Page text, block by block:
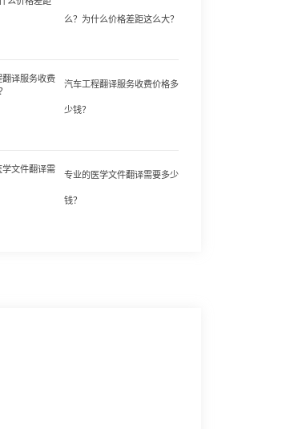
么？为什么价格差距这么大？
汽车工程翻译服务收费价格多
少钱？
专业的医学文件翻译需要多少
钱？